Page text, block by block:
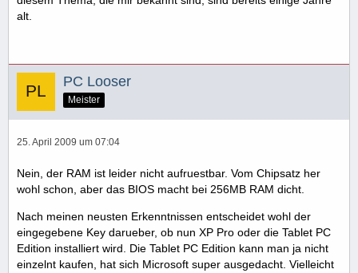
alt.
PC Looser
Meister
25. April 2009 um 07:04
Nein, der RAM ist leider nicht aufruestbar. Vom Chipsatz her
wohl schon, aber das BIOS macht bei 256MB RAM dicht.
Nach meinen neusten Erkenntnissen entscheidet wohl der
eingegebene Key darueber, ob nun XP Pro oder die Tablet PC
Edition installiert wird. Die Tablet PC Edition kann man ja nicht
einzelnt kaufen, hat sich Microsoft super ausgedacht. Vielleicht